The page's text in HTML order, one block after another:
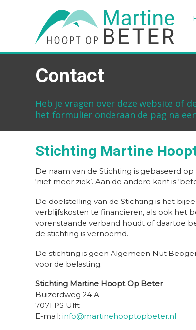
Contact
Heb je vragen over deze website of
het formulier onderaan de pagina
Stichting Martine
De naam van de Stichting is gebaseerd
‘niet meer ziek’. Aan de andere kant is
De doelstelling van de Stichting is het
verblijfskosten te financieren, als ook het
vorenstaande verband houdt of daartoe
de stichting is vernoemd.
De stichting is geen Algemeen Nut
voor de belasting.
Stichting Martine Hoopt Op Beter
Buizerdweg 24 A
7071 PS Ulft
E-mail: info@martinehooptopbeter.nl